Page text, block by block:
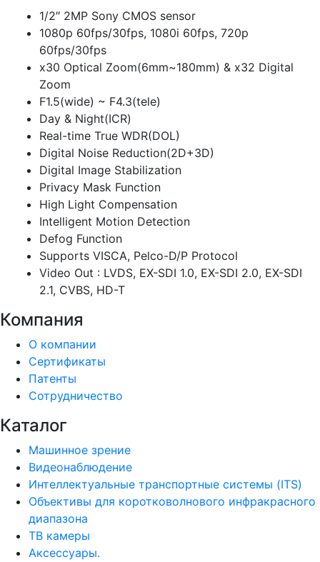
1/2″ 2MP Sony CMOS sensor
1080p 60fps/30fps, 1080i 60fps, 720p
60fps/30fps
x30 Optical Zoom(6mm~180mm) & x32 Digital
Zoom
F1.5(wide) ~ F4.3(tele)
Day & Night(ICR)
Real-time True WDR(DOL)
Digital Noise Reduction(2D+3D)
Digital Image Stabilization
Privacy Mask Function
High Light Compensation
Intelligent Motion Detection
Defog Function
Supports VISCA, Pelco-D/P Protocol
Video Out : LVDS, EX-SDI 1.0, EX-SDI 2.0, EX-SDI
2.1, CVBS, HD-T
Компания
О компании
Сертификаты
Патенты
Сотрудничество
Каталог
Машинное зрение
Видеонаблюдение
Интеллектуальные транспортные системы (ITS)
Объективы для коротковолнового инфракрасного
диапазона
ТВ камеры
Аксессуары.